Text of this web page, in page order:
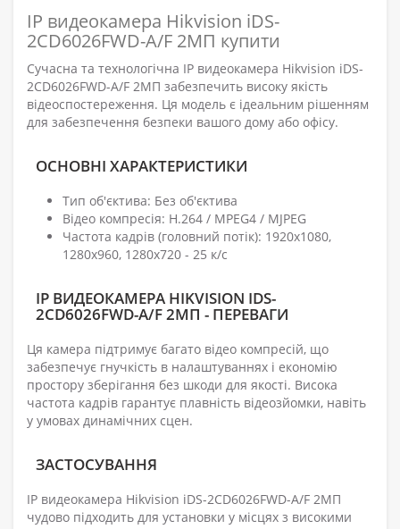
IP видеокамера Hikvision iDS-
2CD6026FWD-A/F 2МП купити
Сучасна та технологічна IP видеокамера Hikvision iDS-
2CD6026FWD-A/F 2МП забезпечить високу якість
відеоспостереження. Ця модель є ідеальним рішенням
для забезпечення безпеки вашого дому або офісу.
ОСНОВНІ ХАРАКТЕРИСТИКИ
Тип об'єктива: Без об'єктива
Відео компресія: H.264 / MPEG4 / MJPEG
Частота кадрів (головний потік): 1920x1080,
1280x960, 1280x720 - 25 к/с
IP ВИДЕОКАМЕРА HIKVISION IDS-
2CD6026FWD-A/F 2МП - ПЕРЕВАГИ
Ця камера підтримує багато відео компресій, що
забезпечує гнучкість в налаштуваннях і економію
простору зберігання без шкоди для якості. Висока
частота кадрів гарантує плавність відеозйомки, навіть
у умовах динамічних сцен.
ЗАСТОСУВАННЯ
IP видеокамера Hikvision iDS-2CD6026FWD-A/F 2МП
чудово підходить для установки у місцях з високими